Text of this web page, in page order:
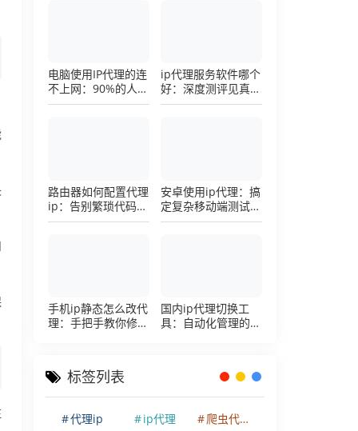
电脑使用IP代理的连
不上网：90%的人踩
过这个坑，一招修复
ip代理服务软件哪个
好：深度测评见真
章，帮你把钱花在刀
路由器如何配置代理
ip：告别繁琐代码，
详解底层配置逻辑
安卓使用ip代理：搞
定复杂移动端测试环
境的超详细配置手册
手机ip静态怎么改代
理：手把手教你修改
国内ip代理切换工
具：自动化管理的效
标签列表
代理ip ip代理
爬虫代理ip